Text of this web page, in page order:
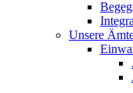
Unsere